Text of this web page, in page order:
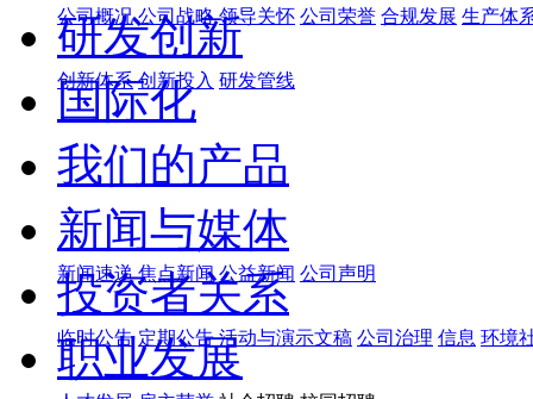
公司概况 公司战略 领导关怀 公司荣誉 合规发展 生产体
研发创新
创新体系 创新投入 研发管线
国际化
我们的产品
新闻与媒体
新闻速递 焦点新闻 公益新闻 公司声明
投资者关系
临时公告 定期公告 活动与演示文稿 公司治理 信息 环境
职业发展